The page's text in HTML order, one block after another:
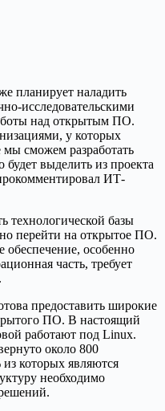
планирует наладить
исследовательскими
над открытым ПО.
у которых
мы сможем разработать
выделить из проекта
ИТ-
технологической базы
перейти на открытое ПО.
обеспечение, особенно
часть, требует
предоставить широкие
ПО. В настоящий
работают под Linux.
около 800
которых являются
необходимо